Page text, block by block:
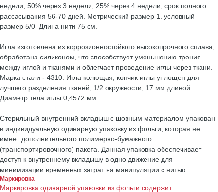
недели, 50% через 3 недели, 25% через 4 недели, срок полного
рассасывания 56-70 дней. Метрический размер 1, условный
размер 5/0. Длина нити 75 см.
Игла изготовлена из коррозионностойкого высокопрочного сплава,
обработана силиконом, что способствует уменьшению трения
между иглой и тканями и облегчает проведение иглы через ткани.
Марка стали - 4310. Игла колющая, кончик иглы уплощен для
лучшего разделения тканей, 1/2 окружности, 17 мм длиной.
Диаметр тела иглы 0,4572 мм.
Стерильный внутренний вкладыш с шовным материалом упакован
в индивидуальную одинарную упаковку из фольги, которая не
имеет дополнительного полимерно-бумажного
(транспортировочного) пакета. Данная упаковка обеспечивает
доступ к внутреннему вкладышу в одно движение для
минимизации временных затрат на манипуляции с нитью.
Маркировка
Маркировка одинарной упаковки из фольги содержит: